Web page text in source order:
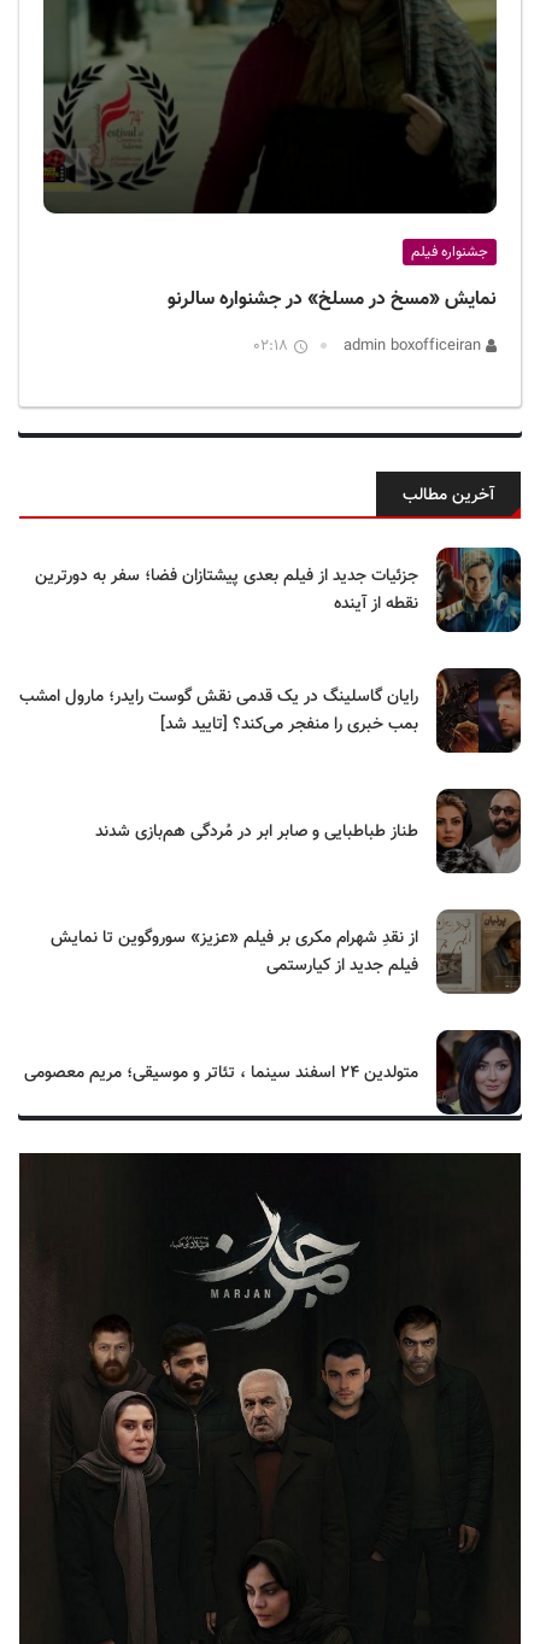
جشنواره فیلم
نمایش «مسخ در مسلخ» در جشنواره سالرنو
02:18
آخرین مطالب
جزئیات جدید از فیلم بعدی پیشتازان فضا؛ سفر به دورترین
نقطه از آینده
رایان گاسلینگ در یک قدمی نقش گوست رایدر؛ مارول امشب
بمب خبری را منفجر می‌کند؟ [تایید شد]
طناز طباطبایی و صابر ابر در مُردگی هم‌بازی شدند
از نقدِ شهرام مکری بر فیلم «عزیز» سوروگوین تا نمایش
فیلم جدید از کیارستمی
متولدین ۲۴ اسفند سینما ، تئاتر و موسیقی؛ مریم معصومی